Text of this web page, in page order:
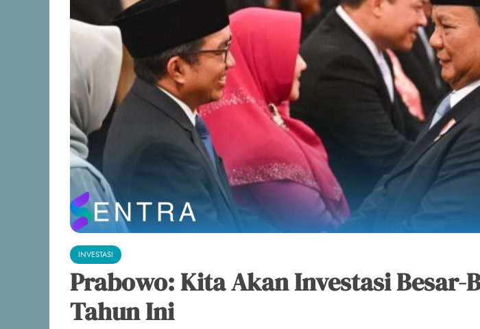
INVESTASI
Prabowo: Kita Akan Investasi Besar-
Tahun Ini